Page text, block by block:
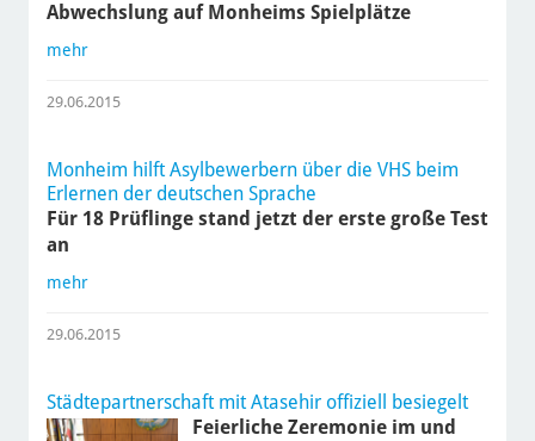
Abwechslung auf Monheims Spielplätze
mehr
29.06.2015
Monheim hilft Asylbewerbern über die VHS beim
Erlernen der deutschen Sprache
Für 18 Prüflinge stand jetzt der erste große Test
an
mehr
29.06.2015
Städtepartnerschaft mit Atasehir offiziell besiegelt
Feierliche Zeremonie im und